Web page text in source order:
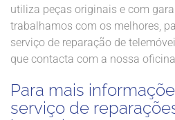
utiliza peças originais e com
trabalhamos com os melhores,
serviço de reparação de
que contacta com a nossa oficina.
Para mais
serviço de